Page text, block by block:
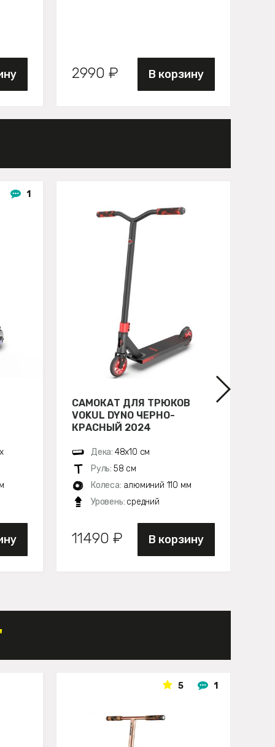
2990 ₽ В корзину
1
САМОКАТ ДЛЯ ТРЮКОВ
VOKUL DYNO ЧЕРНО-
КРАСНЫЙ 2024
Дека: 48х10 см
Руль: 58 см
Колеса: алюминий 110 мм
Уровень: средний
11490 ₽ В корзину
5 1